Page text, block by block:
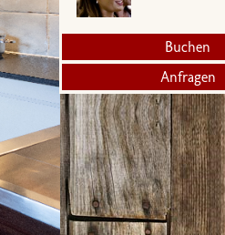
Buchen
Anfragen